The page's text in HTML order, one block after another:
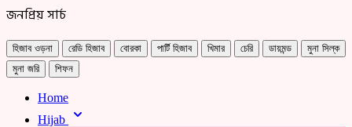
জনপ্রিয় সার্চ
হিজাব ওড়না রেডি হিজাব বোরকা পার্টি হিজাব খিমার চেরি ডায়মন্ড
মুনা সিল্ক
মুনা জরি
শিফন
Home
Hijab